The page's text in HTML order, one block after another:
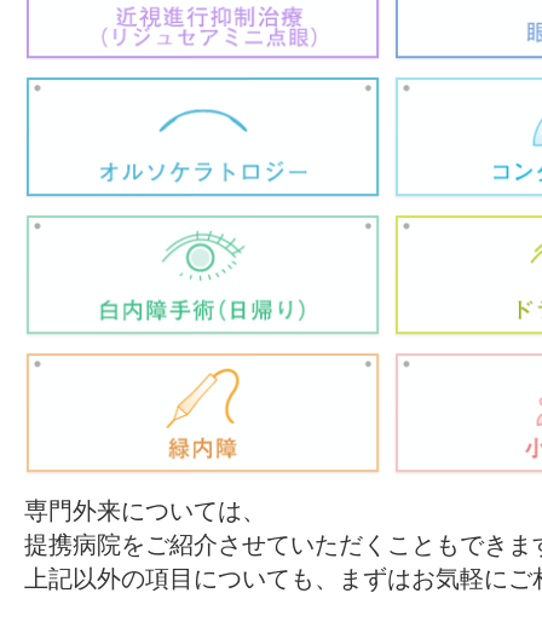
専門外来については、
提携病院をご紹介させていただくこともできま
上記以外の項目についても、まずはお気軽に